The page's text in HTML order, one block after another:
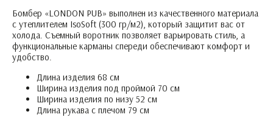
Бомбер «LONDON PUB» выполнен из качественного материала
с утеплителем IsoSoft (300 гр/м2), который защитит вас от
холода. Съемный воротник позволяет варьировать стиль, а
функциональные карманы спереди обеспечивают комфорт и
удобство.
Длина изделия 68 см
Ширина изделия под проймой 70 см
Ширина изделия по низу 52 см
Длина рукава с плечом 79 см